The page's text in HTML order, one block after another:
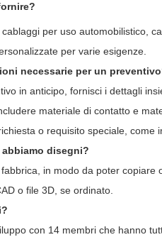
per uso automobilistico,
per varie esigenze.
necessarie per un
in anticipo, fornisci i dettagli
materiale di contatto e
o requisito speciale, come
disegni?
in modo da poter
o file 3D, se ordinato.
con 14 membri che hanno